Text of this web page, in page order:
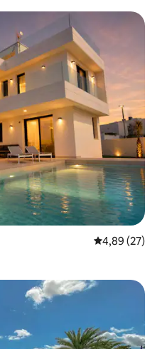
Prosječna
4,89 (27)